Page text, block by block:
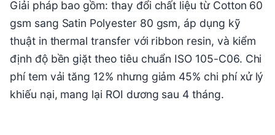
Giải pháp bao gồm: thay đổi chất liệu từ Cotton 60
gsm sang Satin Polyester 80 gsm, áp dụng kỹ
thuật in thermal transfer với ribbon resin, và kiểm
định độ bền giặt theo tiêu chuẩn ISO 105-C06. Chi
phí tem vải tăng 12% nhưng giảm 45% chi phí xử lý
khiếu nại, mang lại ROI dương sau 4 tháng.